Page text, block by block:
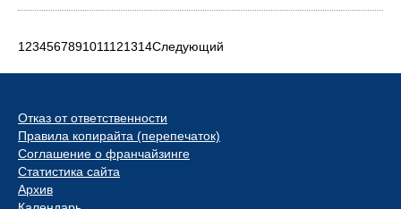
1 234567891011121314Следующий
Отказ от ответственности
Правила копирайта (перепечаток)
Соглашение о франчайзинге
Статистика сайта
Архив